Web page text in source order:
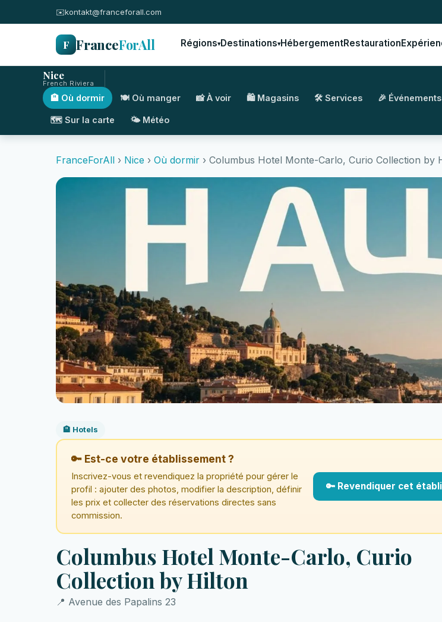
✉️kontakt@franceforall.com
F FranceForAll Régions▾Destinations▾HébergementRestauration
Nice
French Riviera
🏨 Où dormir 🍽️ Où manger 📸 À voir 🛍️ Magasins 🛠️ Services 🎉 Événements
🗺️ Sur la carte 🌤️ Météo
FranceForAll › Nice › Où dormir › Columbus Hotel Monte-Carlo, Curio Collection by
🏨 Hotels
🔑 Est-ce votre établissement ?
Inscrivez-vous et revendiquez la propriété pour gérer le
profil : ajouter des photos, modifier la description, définir
les prix et collecter des réservations directes sans
commission.
🔑 Revendiquer cet
Columbus Hotel Monte-Carlo, Curio
Collection by Hilton
📍 Avenue des Papalins 23